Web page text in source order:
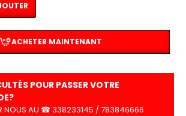
ACHETER MAINTENANT
POUR PASSER VOTRE
NOUS AU ☎ 338233145 / 783846666